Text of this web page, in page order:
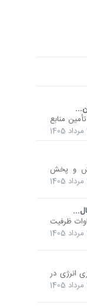
منابع
و پخش
وزارت نیرو از افزایش 2450 مگاوات ظرفیت
انرژی در